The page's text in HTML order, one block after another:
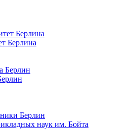
Берлина
наук им. Бойта